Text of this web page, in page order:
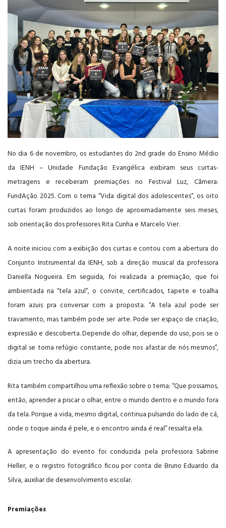
ENSINO MÉDIO
EDUCAÇÃO
BILÍNGUE
AGENDAR VISITA
No dia 6 de novembro, os estudantes do 2nd grade do Ensino Médio
da IENH – Unidade Fundação Evangélica exibiram seus curtas-
metragens e receberam premiações no Festival Luz, Câmera:
FundAção 2025. Com o tema “Vida digital dos adolescentes”, os oito
curtas foram produzidos ao longo de aproximadamente seis meses,
sob orientação dos professores Rita Cunha e Marcelo Vier.
A noite iniciou com a exibição dos curtas e contou com a abertura do
Conjunto Instrumental da IENH, sob a direção musical da professora
Daniella Nogueira. Em seguida, foi realizada a premiação, que foi
ambientada na “tela azul”, o convite, certificados, tapete e toalha
foram azuis pra conversar com a proposta. “A tela azul pode ser
travamento, mas também pode ser arte. Pode ser espaço de criação,
expressão e descoberta. Depende do olhar, depende do uso, pois se o
digital se torna refúgio constante, pode nos afastar de nós mesmos”,
dizia um trecho da abertura.
Rita também compartilhou uma reflexão sobre o tema: “Que possamos,
então, aprender a piscar o olhar, entre o mundo dentro e o mundo fora
da tela. Porque a vida, mesmo digital, continua pulsando do lado de cá,
onde o toque ainda é pele, e o encontro ainda é real” ressalta ela.
A apresentação do evento foi conduzida pela professora Sabrine
Heller, e o registro fotográfico ficou por conta de Bruno Eduardo da
Silva, auxiliar de desenvolvimento escolar.
Premiações